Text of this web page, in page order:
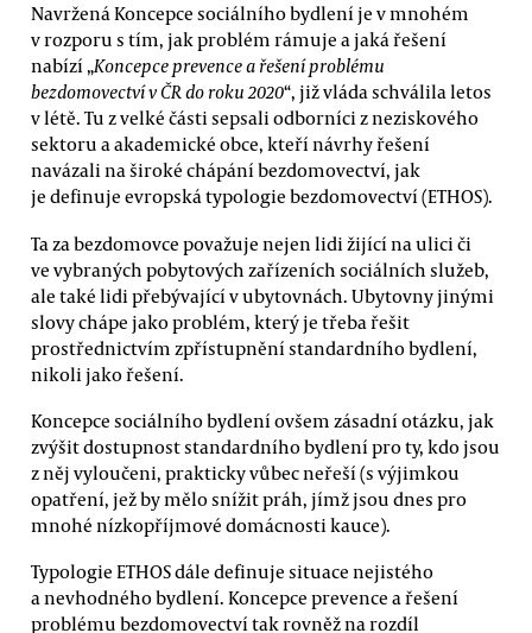
Navržená Koncepce sociálního bydlení je v mnohém
v rozporu s tím, jak problém rámuje a jaká řešení
nabízí „Koncepce prevence a řešení problému
bezdomovectví v ČR do roku 2020“, již vláda schválila letos
v létě. Tu z velké části sepsali odborníci z neziskového
sektoru a akademické obce, kteří návrhy řešení
navázali na široké chápání bezdomovectví, jak
je definuje evropská typologie bezdomovectví (ETHOS).
Ta za bezdomovce považuje nejen lidi žijící na ulici či
ve vybraných pobytových zařízeních sociálních služeb,
ale také lidi přebývající v ubytovnách. Ubytovny jinými
slovy chápe jako problém, který je třeba řešit
prostřednictvím zpřístupnění standardního bydlení,
nikoli jako řešení.
Koncepce sociálního bydlení ovšem zásadní otázku, jak
zvýšit dostupnost standardního bydlení pro ty, kdo jsou
z něj vyloučeni, prakticky vůbec neřeší (s výjimkou
opatření, jež by mělo snížit práh, jímž jsou dnes pro
mnohé nízkopříjmové domácnosti kauce).
Typologie ETHOS dále definuje situace nejistého
a nevhodného bydlení. Koncepce prevence a řešení
problému bezdomovectví tak rovněž na rozdíl